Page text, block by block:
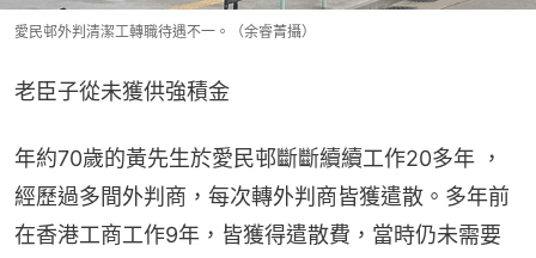
愛民邨外判清潔工轉職待遇不一。（余睿菁攝）
老臣子從未獲供強積金
年約70歲的黃先生於愛民邨斷斷續續工作20多年 ，
經歷過多間外判商，每次轉外判商皆獲遣散。多年前
在香港工商工作9年，皆獲得遣散費，當時仍未需要